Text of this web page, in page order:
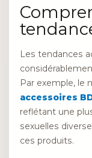
Les tendances
Par exemple, le
accessoires
reflétant une
sexuelles
ces produits.